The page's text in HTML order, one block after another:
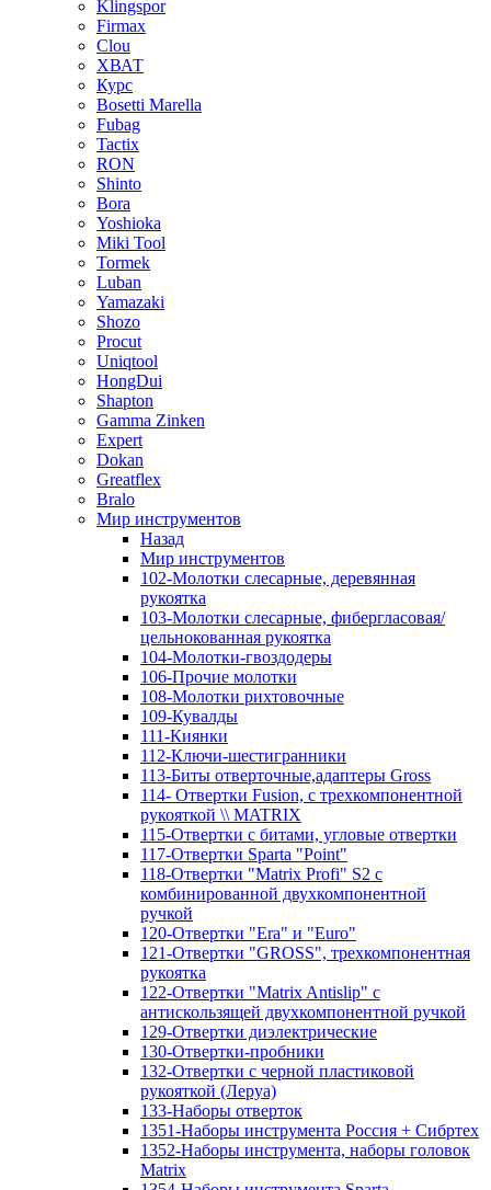
Klingspor
Firmax
Clou
XВАТ
Курс
Bosetti Marella
Fubag
Tactix
RON
Shinto
Bora
Yoshioka
Miki Tool
Tormek
Luban
Yamazaki
Shozo
Procut
Uniqtool
HongDui
Shapton
Gamma Zinken
Expert
Dokan
Greatflex
Bralo
Мир инструментов
Назад
Мир инструментов
102-Молотки слесарные, деревянная
рукоятка
103-Молотки слесарные, фибергласовая/
цельнокованная рукоятка
104-Молотки-гвоздодеры
106-Прочие молотки
108-Молотки рихтовочные
109-Кувалды
111-Киянки
112-Ключи-шестигранники
113-Биты отверточные,адаптеры Gross
114- Отвертки Fusion, c трехкомпонентной
рукояткой \\ MATRIX
115-Отвертки с битами, угловые отвертки
117-Отвертки Sparta "Point"
118-Отвертки "Matrix Profi" S2 с
комбинированной двухкомпонентной
ручкой
120-Отвертки "Era" и "Euro"
121-Отвертки "GROSS", трехкомпонентная
рукоятка
122-Отвертки "Matrix Antislip" с
антискользящей двухкомпонентной ручкой
129-Отвертки диэлектрические
130-Отвертки-пробники
132-Отвертки с черной пластиковой
рукояткой (Леруа)
133-Наборы отверток
1351-Наборы инструмента Россия + Сибртех
1352-Наборы инструмента, наборы головок
Matrix